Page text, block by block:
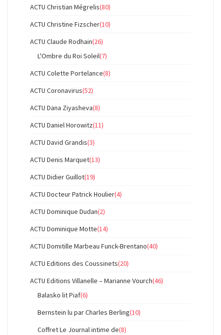
ACTU Christian Mégrelis(80)
ACTU Christine Fizscher(10)
ACTU Claude Rodhain(26)
L'Ombre du Roi Soleil(7)
ACTU Colette Portelance(8)
ACTU Coronavirus(52)
ACTU Dana Ziyasheva(8)
ACTU Daniel Horowitz(11)
ACTU David Grandis(3)
ACTU Denis Marquet(13)
ACTU Didier Guillot(19)
ACTU Docteur Patrick Houlier(4)
ACTU Dominique Dudan(2)
ACTU Dominique Motte(14)
ACTU Domitille Marbeau Funck-Brentano(40)
ACTU Editions des Coussinets(20)
ACTU Editions Villanelle – Marianne Vourch(46)
Balasko lit Piaf(6)
Bernstein lu par Charles Berling(10)
Coffret Le Journal intime de(8)